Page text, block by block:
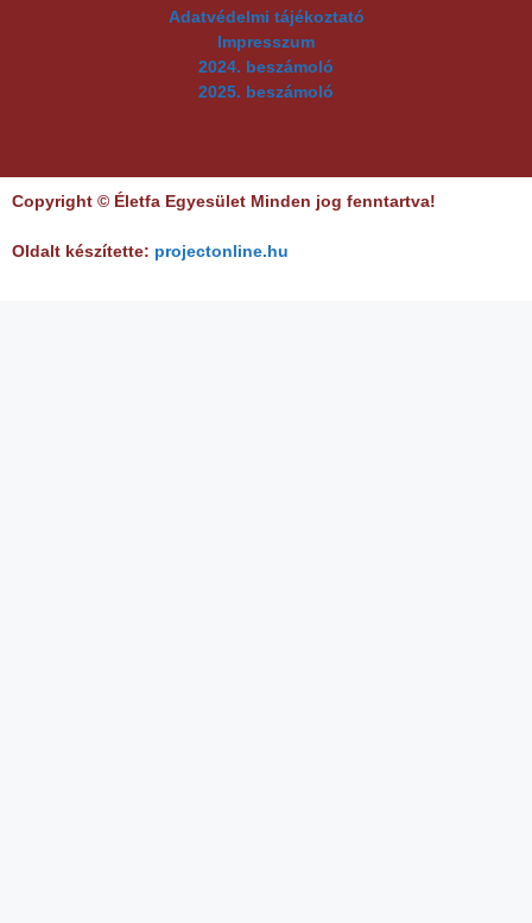
Adatvédelmi tájékoztató
Impresszum
2024. beszámoló
2025. beszámoló
Copyright © Életfa Egyesület Minden jog fenntartva!
Oldalt készítette: projectonline.hu